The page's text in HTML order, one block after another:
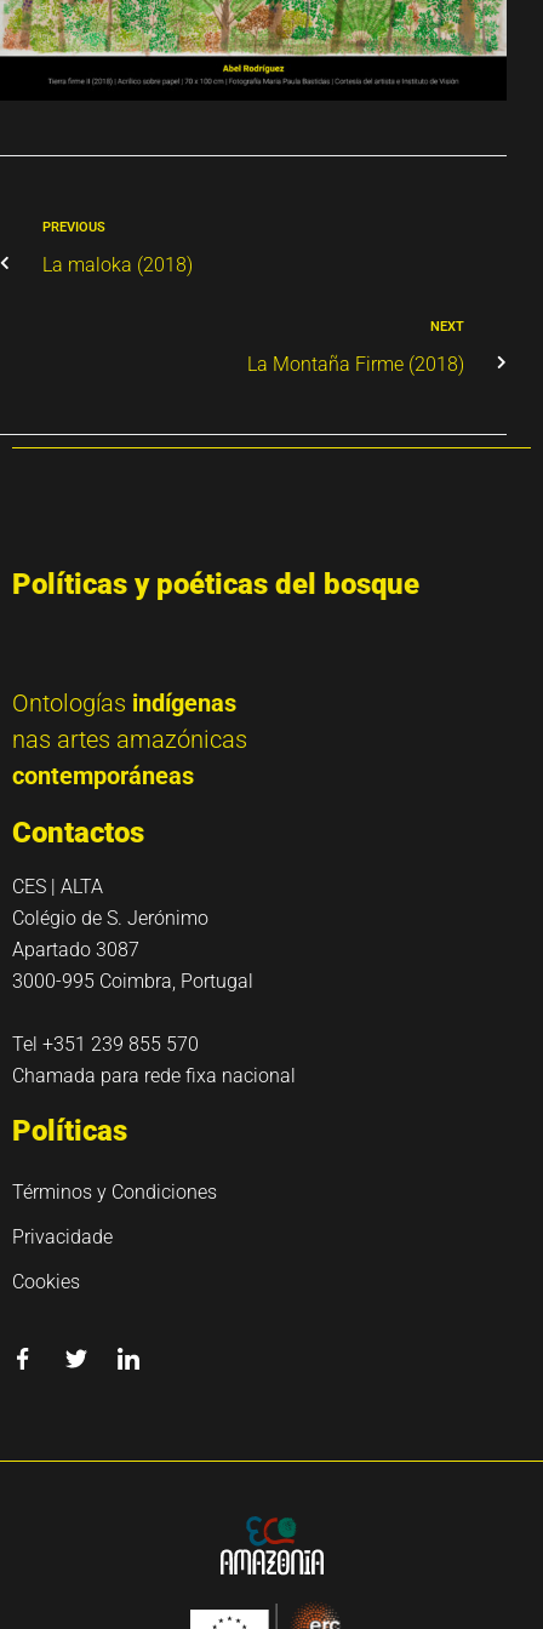
PREVIOUS
La maloka (2018)
NEXT
La Montaña Firme (2018)
Políticas y poéticas del bosque
Ontologías indígenas
nas artes amazónicas
contemporáneas
Contactos
CES | ALTA
Colégio de S. Jerónimo
Apartado 3087
3000-995 Coimbra, Portugal
Tel +351 239 855 570
Chamada para rede fixa nacional
Políticas
Términos y Condiciones
Privacidade
Cookies